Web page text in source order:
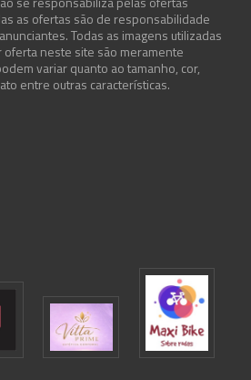
as ofertas são de responsabilidade
Todas as imagens utilizadas
oferta neste site são meramente
variar quanto ao tamanho, cor,
entre outras características.